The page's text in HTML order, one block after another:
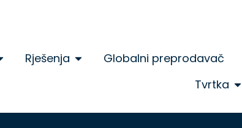
Rješenja Globalni preprodavač
Tvrtka